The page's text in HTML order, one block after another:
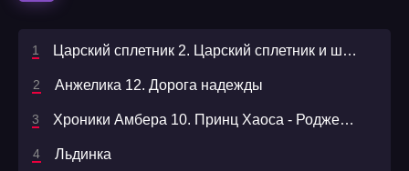
Царский сплетник 2. Царский сплетник и шемаханская царица - Олег Шелонин
Анжелика 12. Дорога надежды
Хроники Амбера 10. Принц Хаоса - Роджер Желязны
Льдинка